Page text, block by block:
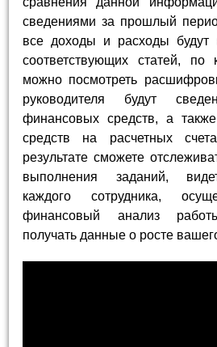
сведениями за прошлый
все доходы и расходы будут
соответствующих статей, по
можно посмотреть
руководителя будут
финансовых средств, а
средств на расчетных
результате сможете
выполнения заданий,
каждого сотрудника,
финансовый анализ
получать данные о росте